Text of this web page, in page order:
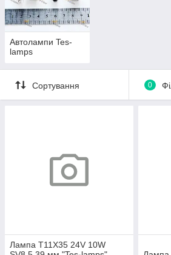
Автолампи Tes-
lamps
Сортування 0
Лампа T11X35 24V 10W